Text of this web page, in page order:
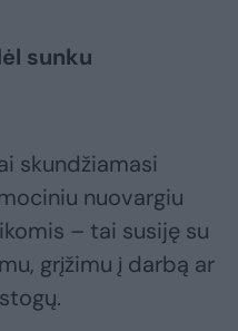
sunku
skundžiamasi
nuovargiu
– tai susiję su
grįžimu į darbą ar